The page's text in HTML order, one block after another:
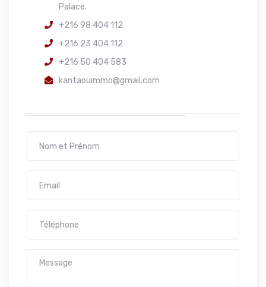
Palace.
+216 98 404 112
+216 23 404 112
+216 50 404 583
kantaouimmo@gmail.com